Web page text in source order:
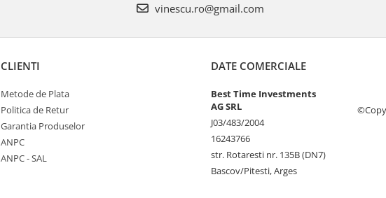
vinescu.ro@gmail.com
CLIENTI
Metode de Plata
Politica de Retur
Garantia Produselor
ANPC
ANPC - SAL
DATE COMERCIALE
Best Time Investments
AG SRL
J03/483/2004
16243766
str. Rotaresti nr. 135B (DN7)
Bascov/Pitesti, Arges